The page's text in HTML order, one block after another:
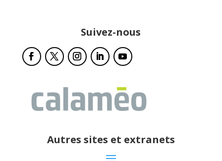
Suivez-nous
Autres sites et extranets